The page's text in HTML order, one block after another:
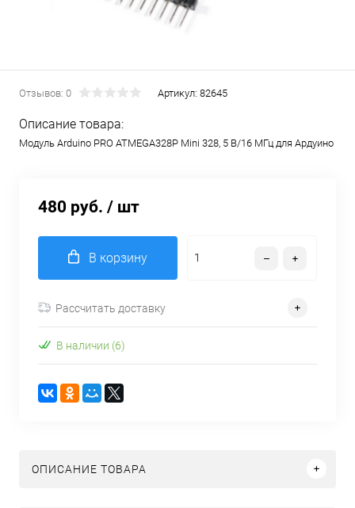
Отзывов: 0 Артикул: 82645
Описание товара:
Модуль Arduino PRO ATMEGA328P Mini 328, 5 В/16 МГц для Ардуино
480 руб. / шт
В корзину
Рассчитать доставку
В наличии (6)
ОПИСАНИЕ ТОВАРА